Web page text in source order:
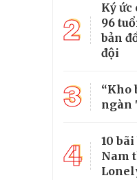
2
Ký ức
96
bản
đội
3
“Kho
ngàn
4
10
Nam